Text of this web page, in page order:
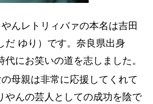
んレトリィバァの本名は吉田
だ ゆり）です。奈良県出身
代にお笑いの道を志しました。
母親は非常に応援してくれて
やんの芸人としての成功を陰で